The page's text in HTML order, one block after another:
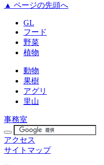
▲ ページの先頭へ
GL
フード
野菜
植物
動物
果樹
アグリ
里山
事務室
アクセス
サイトマップ